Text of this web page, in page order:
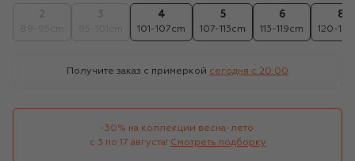
4
101-107cm
5
107-113cm
6
113-119cm
8
120-
Получите заказ с примеркой сегодня c 20:00
-30% на коллекции весна-лето
с 3 по 17 августа! Смотреть подборку